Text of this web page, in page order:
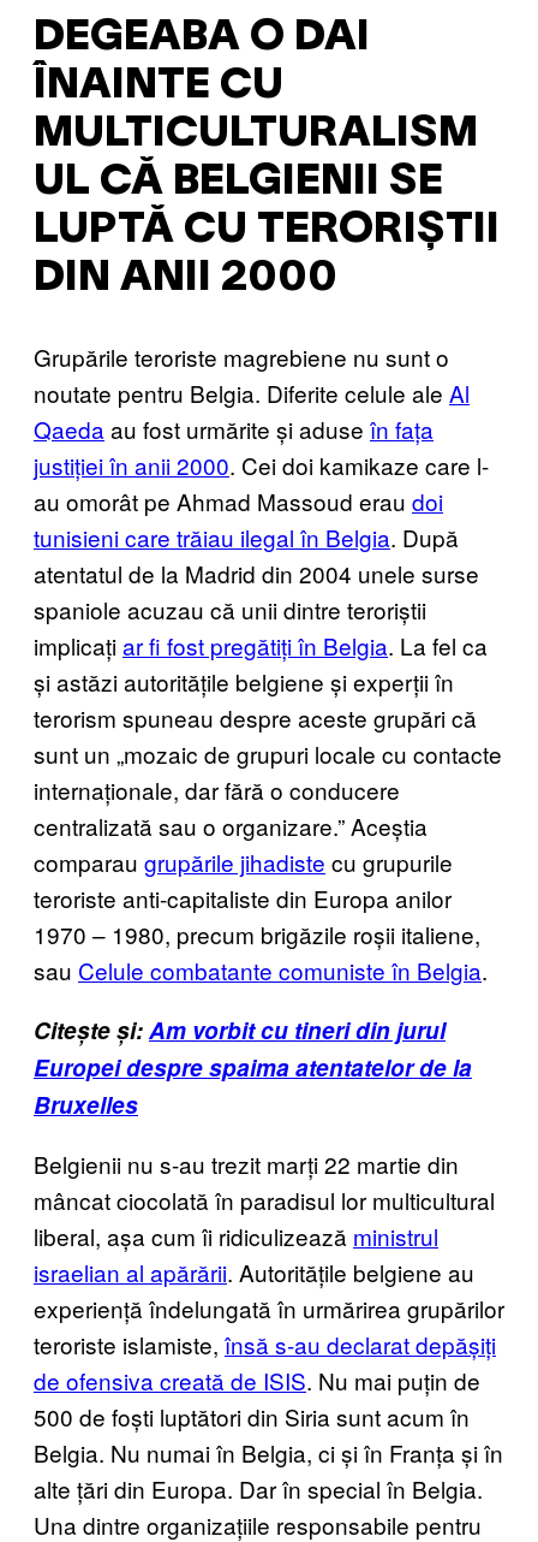
DEGEABA O DAI
ÎNAINTE CU
MULTICULTURALISM
UL CĂ BELGIENII SE
LUPTĂ CU TERORIȘTII
DIN ANII 2000
Grupările teroriste magrebiene nu sunt o
noutate pentru Belgia. Diferite celule ale Al
Qaeda au fost urmărite și aduse în fața
justiției în anii 2000. Cei doi kamikaze care l-
au omorât pe Ahmad Massoud erau doi
tunisieni care trăiau ilegal în Belgia. După
atentatul de la Madrid din 2004 unele surse
spaniole acuzau că unii dintre teroriștii
implicațiar fi fost pregătiți în Belgia. La fel ca
și astăzi autoritățile belgiene și experții în
terorism spuneau despre aceste grupări că
sunt un „mozaic de grupuri locale cu contacte
internaționale, dar fără o conducere
centralizată sau o organizare.” Aceștia
comparau grupările jihadiste cu grupurile
teroriste anti-capitaliste din Europa anilor
1970 – 1980, precum brigăzile roșii italiene,
sau Celule combatante comuniste în Belgia.
Citește și:Am vorbit cu tineri din jurul
Europei despre spaima atentatelor de la
Bruxelles
Belgienii nu s-au trezit marți 22 martie din
mâncat ciocolată în paradisul lor multicultural
liberal, așa cum îi ridiculizează ministrul
israelian al apărării. Autoritățile belgiene au
experiență îndelungată în urmărirea grupărilor
teroriste islamiste, însă s-au declarat depășiți
de ofensiva creată de ISIS. Nu mai puțin de
500 de foști luptători din Siria sunt acum în
Belgia. Nu numai în Belgia, ci și în Franța și în
alte țări din Europa. Dar în special în Belgia.
Una dintre organizațiile responsabile pentru